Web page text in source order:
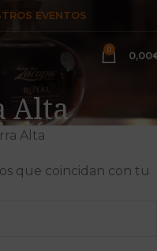
EVENTOS
0 0,00
Alta
Alta
que coincidan con tu